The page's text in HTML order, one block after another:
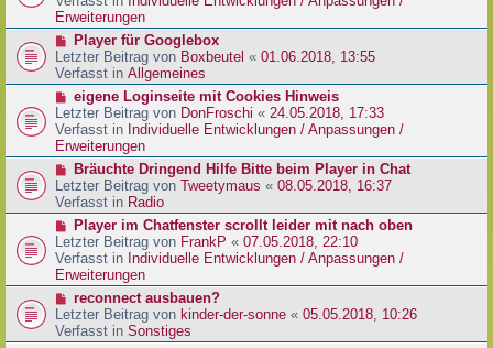
i
t
a
g
e
r
B
e
i
r
a
g
Erweiterungen
N
e
u
e
r
B
e
i
r
a
g
Player für Googlebox
Letzter Beitrag von Boxbeutel « 01.06.2018, 13:55
Verfasst in Allgemeines
N
e
u
e
r
B
e
i
r
a
g
eigene Loginseite mit Cookies Hinweis
Letzter Beitrag von DonFroschi « 24.05.2018, 17:33
Verfasst in Individuelle Entwicklungen / Anpassungen /
Erweiterungen
N
e
u
e
r
B
e
i
r
a
Bräuchte Dringend Hilfe Bitte beim Player in Chat
Letzter Beitrag von Tweetymaus « 08.05.2018, 16:37
Verfasst in Radio
N
e
u
e
r
B
e
i
Player im Chatfenster scrollt leider mit nach oben
Letzter Beitrag von FrankP « 07.05.2018, 22:10
Verfasst in Individuelle Entwicklungen / Anpassungen /
Erweiterungen
N
e
u
reconnect ausbauen?
Letzter Beitrag von kinder-der-sonne « 05.05.2018, 10:26
Verfasst in Sonstiges